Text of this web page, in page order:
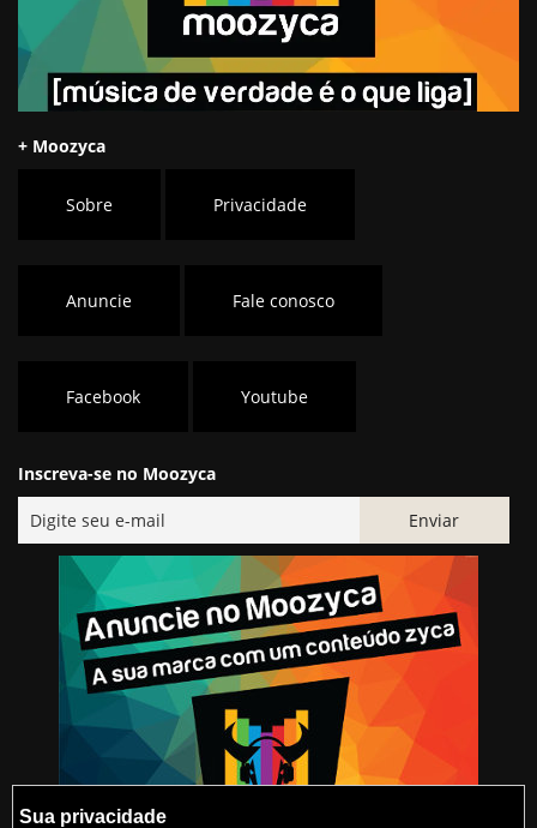
+ Moozyca
Sobre Privacidade
Anuncie Fale conosco
Facebook Youtube
Inscreva-se no Moozyca
Sua privacidade